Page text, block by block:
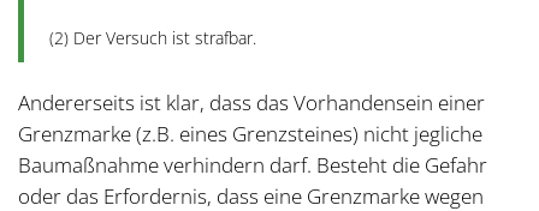
(2) Der Versuch ist strafbar.
Andererseits ist klar, dass das Vorhandensein einer
Grenzmarke (z.B. eines Grenzsteines) nicht jegliche
Baumaßnahme verhindern darf. Besteht die Gefahr
oder das Erfordernis, dass eine Grenzmarke wegen